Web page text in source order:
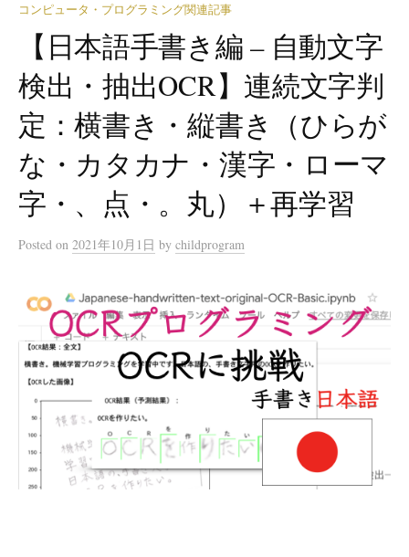
コンピュータ・プログラミング関連記事
【日本語手書き編 – 自動文字
検出・抽出OCR】連続文字判
定：横書き・縦書き（ひらが
な・カタカナ・漢字・ローマ
字・、点・。丸）＋再学習
Posted on 2021年10月1日 by childprogram